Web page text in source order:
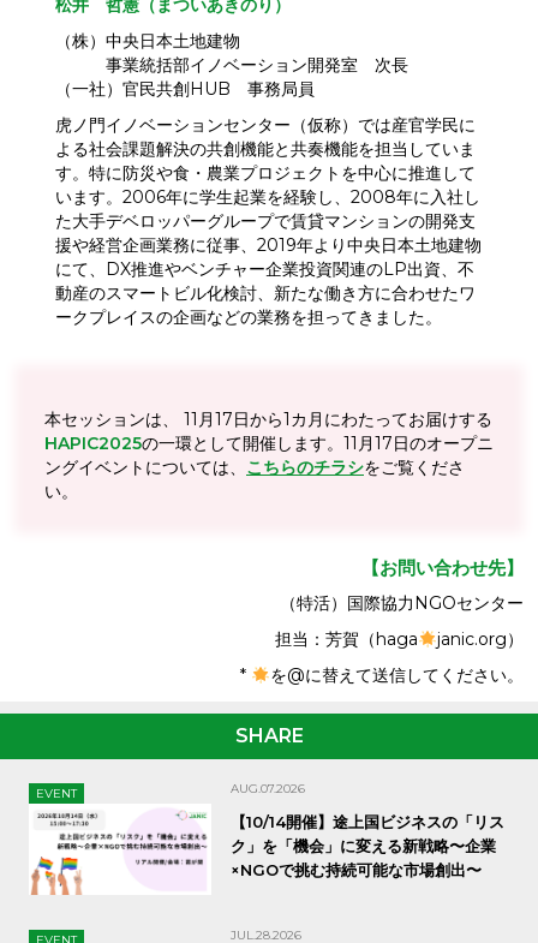
松井 哲憲（まついあきのり）
（株）中央日本土地建物
事業統括部イノベーション開発室 次長
（一社）官民共創HUB 事務局員
虎ノ門イノベーションセンター（仮称）では産官学民に
よる社会課題解決の共創機能と共奏機能を担当していま
す。特に防災や食・農業プロジェクトを中心に推進して
います。2006年に学生起業を経験し、2008年に入社し
た大手デベロッパーグループで賃貸マンションの開発支
援や経営企画業務に従事、2019年より中央日本土地建物
にて、DX推進やベンチャー企業投資関連のLP出資、不
動産のスマートビル化検討、新たな働き方に合わせたワ
ークプレイスの企画などの業務を担ってきました。
本セッションは、 11月17日から1カ月にわたってお届けする
HAPIC2025の一環として開催します。11月17日のオープニ
ングイベントについては、 こちらのチラシをご覧くださ
い。
【お問い合わせ先】
（特活）国際協力NGOセンター
担当：芳賀（haga
janic.org）
*
を@に替えて送信してください。
SHARE
EVENT AUG.07.2026
【10/14開催】途上国ビジネスの「リス
ク」を「機会」に変える新戦略〜企業
×NGOで挑む持続可能な市場創出〜
JUL.28.2026